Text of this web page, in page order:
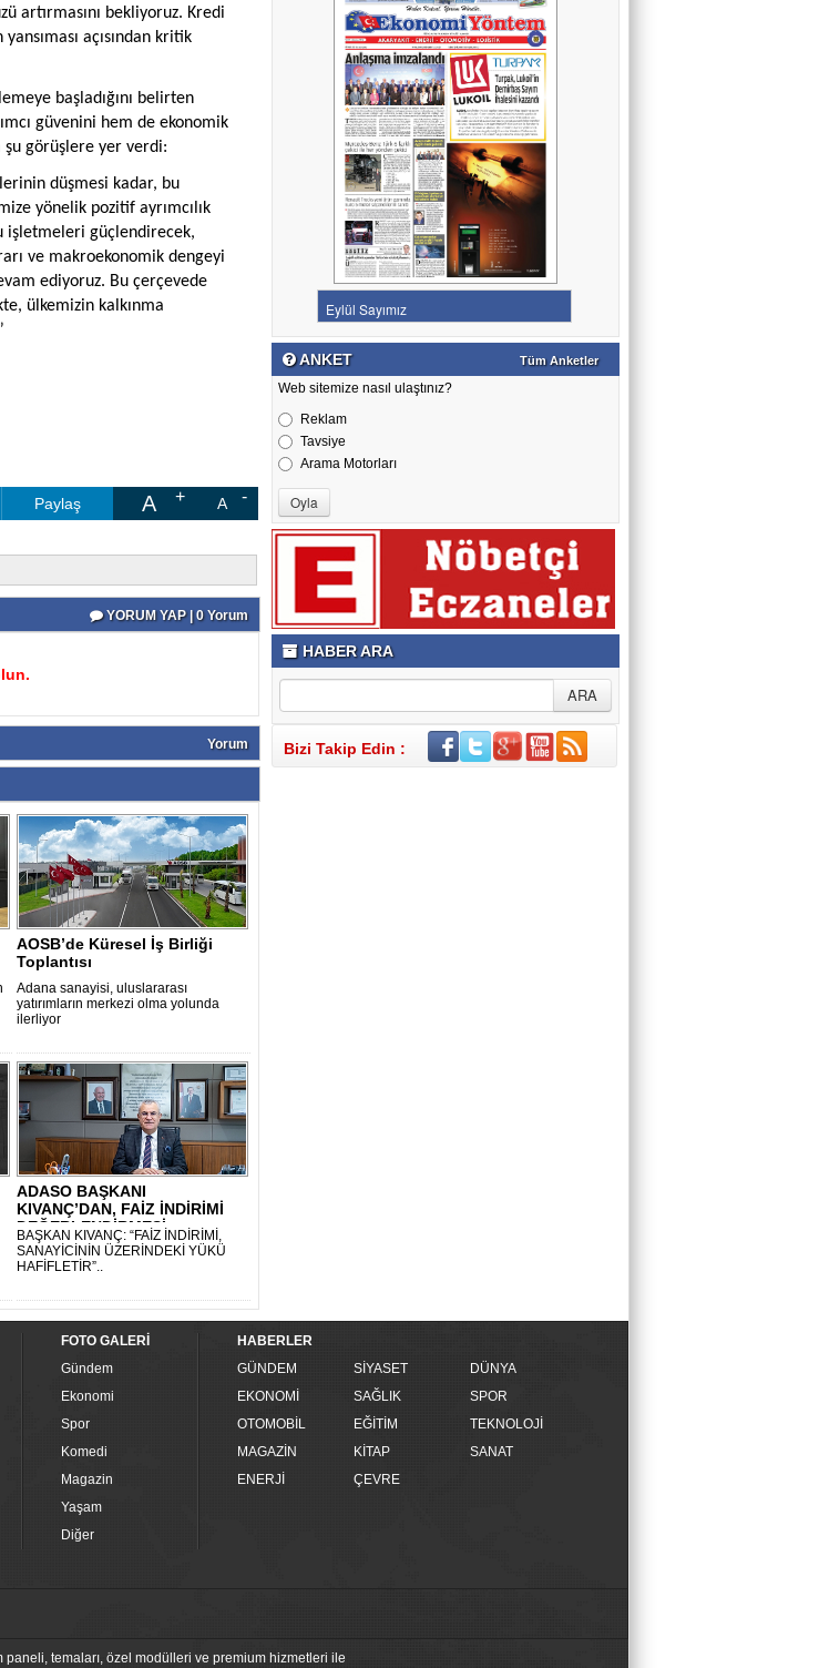
artırmasını bekliyoruz. Kredi
açısından kritik
başladığını belirten
güvenini hem de ekonomik
şu görüşlere yer verdi:
düşmesi kadar, bu
yönelik pozitif ayrımcılık
işletmeleri güçlendirecek,
ve makroekonomik dengeyi
ediyoruz. Bu çerçevede
ülkemizin kalkınma
Paylaş A A
YORUM YAP | 0 Yorum
Yorum
AOSB’de Küresel İş Birliği
Toplantısı
Adana sanayisi, uluslararası
yatırımların merkezi olma yolunda
ilerliyor
ADASO BAŞKANI
KIVANÇ’DAN, FAİZ İNDİRİMİ
DEĞERLENDİRMESİ..
BAŞKAN KIVANÇ: “FAİZ İNDİRİMİ,
SANAYİCİNİN ÜZERİNDEKİ YÜKÜ
HAFİFLETİR”..
ANKET Tüm Anketler
Web sitemize nasıl ulaştınız?
Reklam
Tavsiye
Arama Motorları
HABER ARA
Bizi Takip Edin :
FOTO GALERİ
Gündem
Ekonomi
Spor
Komedi
Magazin
Yaşam
Diğer
HABERLER
GÜNDEM
SİYASET
DÜNYA
EKONOMİ
SAĞLIK
SPOR
OTOMOBİL
EĞİTİM
TEKNOLOJİ
MAGAZİN
KİTAP
SANAT
ENERJİ
ÇEVRE
paneli, temaları, özel modülleri ve premium hizmetleri ile